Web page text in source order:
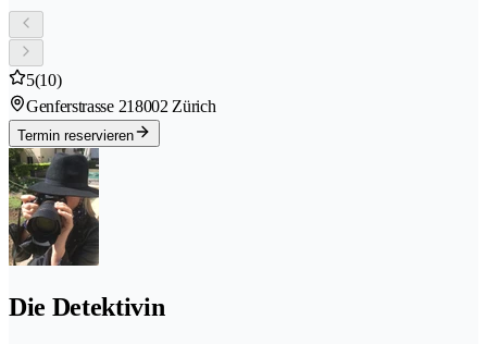
5(10)
Genferstrasse 218002 Zürich
Termin reservieren
Die Detektivin